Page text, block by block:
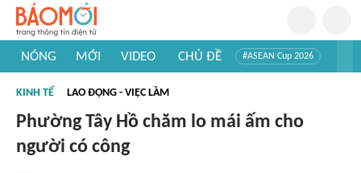
NÓNG MỚI VIDEO CHỦ ĐỀ #ASEAN Cup 2026
#Khám phá thế giới
KINH TẾ LAO ĐỘNG - VIỆC LÀM
Phường Tây Hồ chăm lo mái ấm cho
người có công